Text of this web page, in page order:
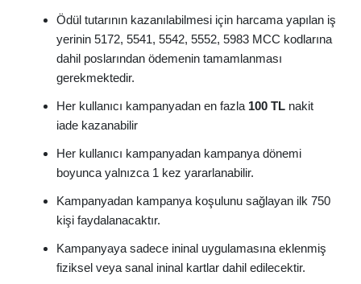
Ödül tutarının kazanılabilmesi için harcama yapılan iş
yerinin 5172, 5541, 5542, 5552, 5983 MCC kodlarına
dahil poslarından ödemenin tamamlanması
gerekmektedir.
Her kullanıcı kampanyadan en fazla 100 TL nakit
iade kazanabilir
Her kullanıcı kampanyadan kampanya dönemi
boyunca yalnızca 1 kez yararlanabilir.
Kampanyadan kampanya koşulunu sağlayan ilk 750
kişi faydalanacaktır.
Kampanyaya sadece ininal uygulamasına eklenmiş
fiziksel veya sanal ininal kartlar dahil edilecektir.